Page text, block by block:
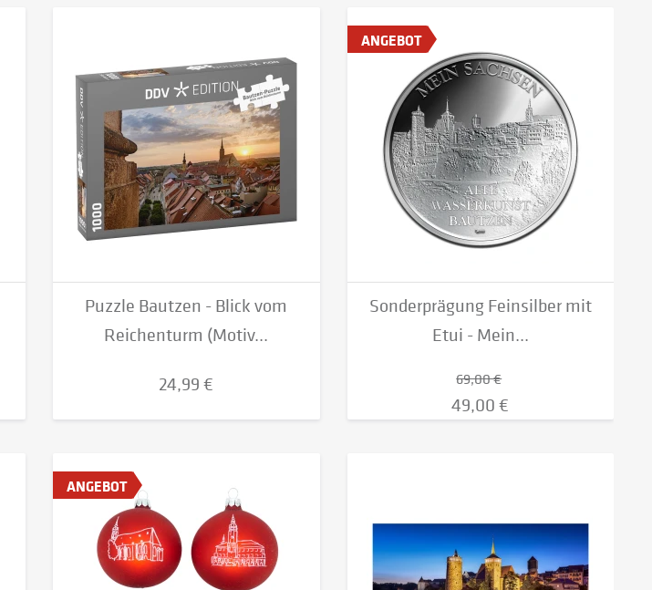
Puzzle Bautzen - Blick vom
Reichenturm (Motiv...
24,99 €
ANGEBOT
Sonderprägung Feinsilber mit
Etui - Mein...
69,00 €
49,00 €
ANGEBOT